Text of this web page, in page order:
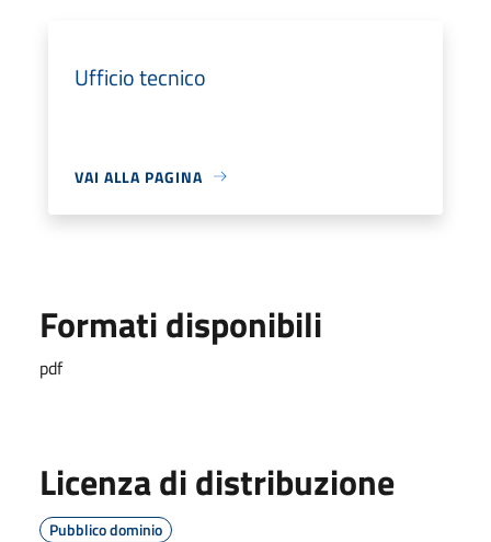
Ufficio tecnico
VAI ALLA PAGINA
Formati disponibili
pdf
Licenza di distribuzione
Pubblico dominio